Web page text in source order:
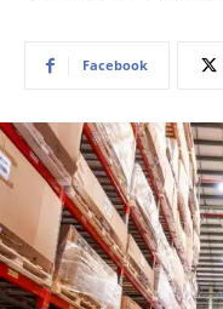
Facebook